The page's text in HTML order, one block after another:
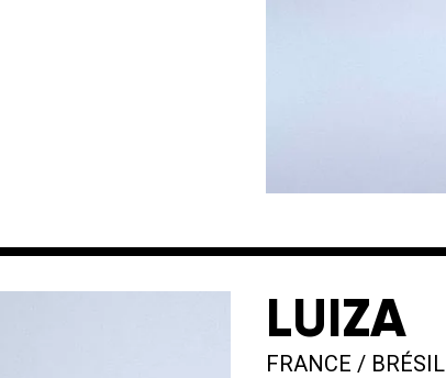
LUIZA
FRANCE / BRÉSIL